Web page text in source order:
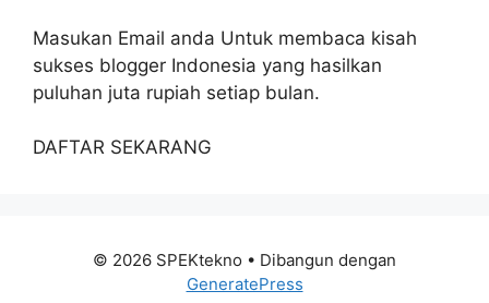
Masukan Email anda Untuk membaca kisah
sukses blogger Indonesia yang hasilkan
puluhan juta rupiah setiap bulan.
DAFTAR SEKARANG
© 2026 SPEKtekno • Dibangun dengan
GeneratePress